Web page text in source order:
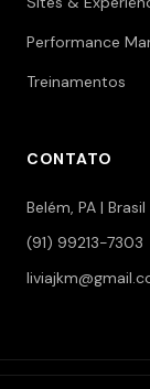
Performance
Treinamentos
CONTATO
Belém, PA | Brasil
(91) 99213-7303